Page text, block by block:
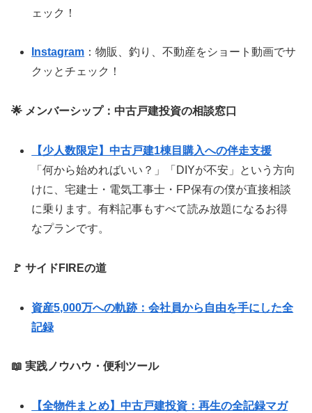
ェック！
Instagram ：物販、釣り、不動産をショート動画でサ
クッとチェック！
🌟 メンバーシップ：中古戸建投資の相談窓口
【少人数限定】中古戸建1棟目購入への伴走支援
「何から始めればいい？」「DIYが不安」という方向
けに、宅建士・電気工事士・FP保有の僕が直接相談
に乗ります。有料記事もすべて読み放題になるお得
なプランです。
🚩 サイドFIREの道
資産5,000万への軌跡：会社員から自由を手にした全
記録
📖 実践ノウハウ・便利ツール
【全物件まとめ】中古戸建投資：再生の全記録マガ